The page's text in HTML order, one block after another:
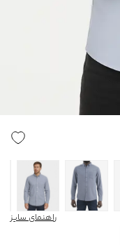
راهنمای سایز